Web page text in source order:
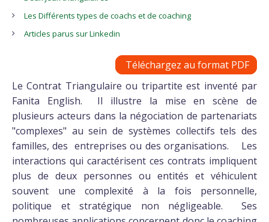
Les Différents types de coachs et de coaching
Articles parus sur Linkedin
Téléchargez au format PDF
Le Contrat Triangulaire ou tripartite est inventé par
Fanita English. Il illustre la mise en scène de
plusieurs acteurs dans la négociation de partenariats
"complexes" au sein de systèmes collectifs tels des
familles, des entreprises ou des organisations. Les
interactions qui caractérisent ces contrats impliquent
plus de deux personnes ou entités et véhiculent
souvent une complexité à la fois personnelle,
politique et stratégique non négligeable. Ses